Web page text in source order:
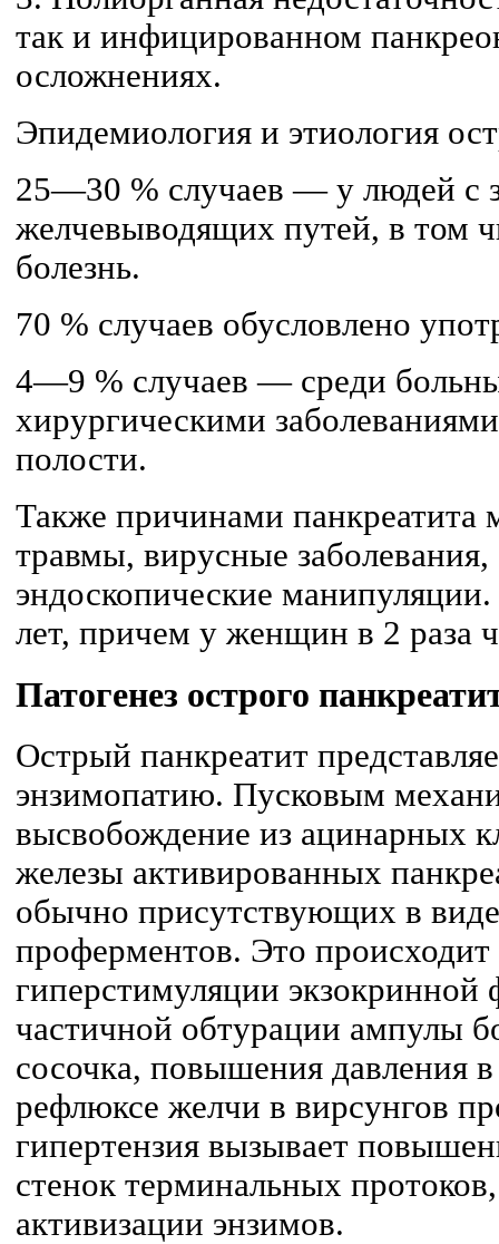
так и инфици­рованном
осложнениях.
Эпидемиология и этиология
25—30 % случаев — у людей с
желчевыводящих путей, в том
болезнь.
70 % случаев обусловлено
4—9 % случаев — среди
хирургическими
полости.
Также причинами панкреатита
травмы, вирусные
эндоскопические
лет, причем у женщин в 2 раза
Патогенез острого
Острый панкреатит
энзимопатию. Пусковым
высвобождение из ацинарных
железы активированных
обычно присутствующих в
проферментов. Это происходит
гиперстимуляции
частичной обтурации ампулы
сосочка, повышения давления
рефлюксе желчи в вирсунгов
гипертензия вызывает
стенок терминальных
активизации энзимов.